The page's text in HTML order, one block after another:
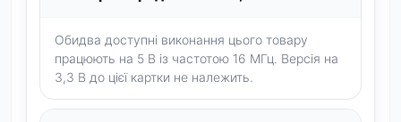
Обидва доступні виконання цього товару
працюють на 5 В із частотою 16 МГц. Версія на
3,3 В до цієї картки не належить.